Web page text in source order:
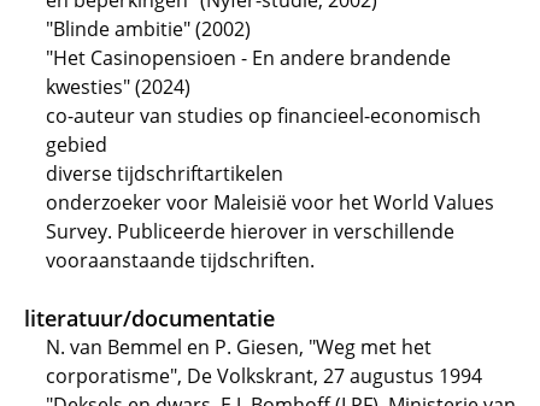
"Blinde ambitie" (2002)
"Het Casinopensioen - En andere brandende
kwesties" (2024)
co-auteur van studies op financieel-economisch
gebied
diverse tijdschriftartikelen
onderzoeker voor Maleisië voor het World Values
Survey. Publiceerde hierover in verschillende
vooraanstaande tijdschriften.
literatuur/documentatie
N. van Bemmel en P. Giesen, "Weg met het
corporatisme", De Volkskrant, 27 augustus 1994